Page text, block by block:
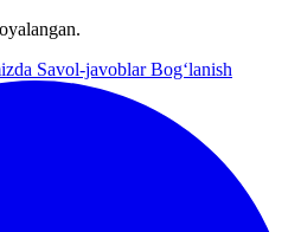
Savol-javoblarBog‘lanish